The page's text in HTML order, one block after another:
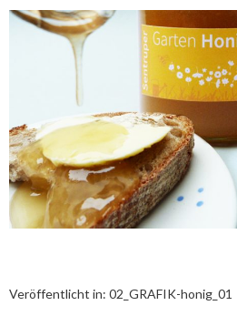
Veröffentlicht in: 02_GRAFIK-honig_01